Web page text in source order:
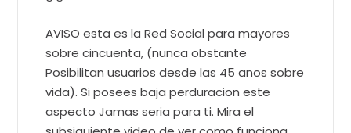
AVISO esta es la Red Social para mayores
sobre cincuenta, (nunca obstante
Posibilitan usuarios desde las 45 anos sobre
vida). Si posees baja perduracion este
aspecto Jamas seri­a para ti. Mira el